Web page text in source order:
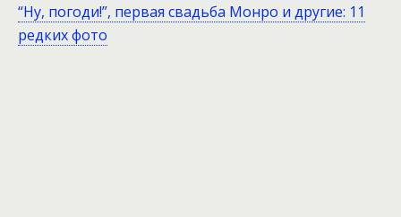
“Ну, погоди!”, первая свадьба Монро и другие: 11
редких фото